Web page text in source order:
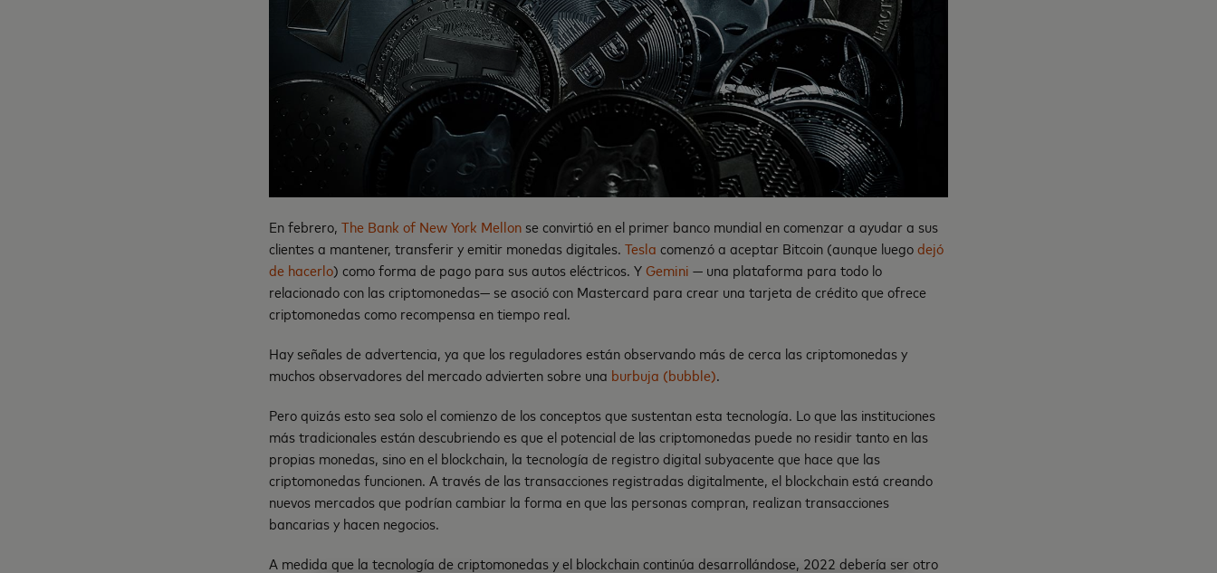
En febrero, The Bank of New York Mellon se convirtió en el primer banco mundial en comenzar a ayudar a sus
clientes a mantener, transferir y emitir monedas digitales. Tesla comenzó a aceptar Bitcoin (aunque luegodejó
de hacerlo) como forma de pago para sus autos eléctricos. Y Gemini — una plataforma para todo lo
relacionado con las criptomonedas— se asoció con Mastercard para crear una tarjeta de crédito que ofrece
criptomonedas como recompensa en tiempo real.
Hay señales de advertencia, ya que los reguladores están observando más de cerca las criptomonedas y
muchos observadores del mercado advierten sobre una burbuja (bubble).
Pero quizás esto sea solo el comienzo de los conceptos que sustentan esta tecnología. Lo que las instituciones
más tradicionales están descubriendo es que el potencial de las criptomonedas puede no residir tanto en las
propias monedas, sino en el blockchain, la tecnología de registro digital subyacente que hace que las
criptomonedas funcionen. A través de las transacciones registradas digitalmente, el blockchain está creando
nuevos mercados que podrían cambiar la forma en que las personas compran, realizan transacciones
bancarias y hacen negocios.
A medida que la tecnología de criptomonedas y el blockchain continúa desarrollándose, 2022 debería ser otro